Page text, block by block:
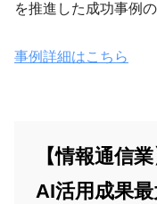
を推進した成功事例の
事例詳細はこちら
【情報通信
AI活用成果